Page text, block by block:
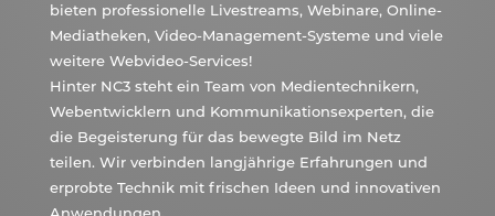
bieten professionelle Livestreams, Webinare, Online-
Mediatheken, Video-Management-Systeme und viele
weitere Webvideo-Services!
Hinter NC3 steht ein Team von Medientechnikern,
Webentwicklern und Kommunikationsexperten, die
die Begeisterung für das bewegte Bild im Netz
teilen. Wir verbinden langjährige Erfahrungen und
erprobte Technik mit frischen Ideen und innovativen